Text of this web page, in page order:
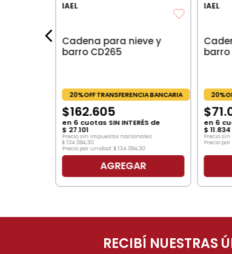
IAEL
Cadena para nieve y
barro CD265
20%OFF TRANSFERENCIA BANCARIA
$162.605
en 6 cuotas SIN INTERÉS de
$ 27.101
Precio sin impuestos nacionales:
$134.384,30
Precio por unidad:$134.384,30
AGREGAR
IAEL
barro
$71.
en 6
$ 11.834
Precio
Precio
RECIBÍ NUESTRAS